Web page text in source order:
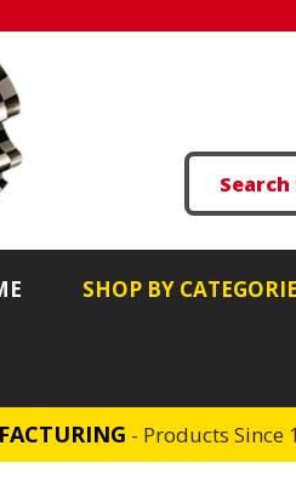
SHOP BY
- Products Since